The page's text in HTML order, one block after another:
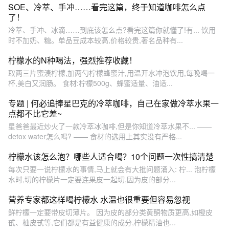
SOE、冷萃、手冲……看完这篇，终于知道咖啡怎么点
了！
冷萃、手冲、冰滴……到底该怎么点?看完这篇你就懂了!有... 饮用
时不加奶、糖。单品豆成本较高,价格较贵,著名品种有...
柠檬水的N种喝法，强烈推荐收藏！
取两三片蜜渍柠檬,加两勺柠檬蜂蜜汁,用温开水冲泡饮用,每晚喝一
杯,美白又润肠。 食材:柠檬500g、蜂蜜适量、油适...
专题 | 何必追捧星巴克的冷萃咖啡，自己在家做冷萃水果一
点都不比它差~
星爸爸最近炒火了一款冷萃冰咖啡,但是你知道冷萃水果不... ——
detox water怎么喝? —— 食材的选用上其实没有严格...
柠檬水该怎么泡？哪些人适合喝？10个问题一次性搞清楚
每次只要一说柠檬水的事情,马上就会有大批问题涌入: 柠... 泡柠檬
水时,切的柠檬片一定要连果皮一起切,因为皮的部分...
营养专家都这样喝柠檬水 水温也很重要但容易忽视
鲜柠檬一定要带皮切薄片。 因为皮的部分类黄酮物质更高,如橙皮
甙、柚皮甙等,它们都是有益健康的成分,柠檬精油也...